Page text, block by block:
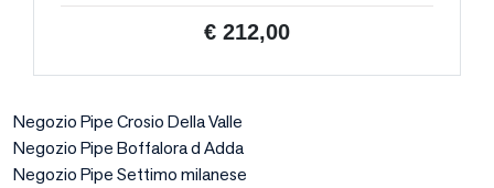
€ 212,00
Negozio Pipe Crosio Della Valle
Negozio Pipe Boffalora d Adda
Negozio Pipe Settimo milanese